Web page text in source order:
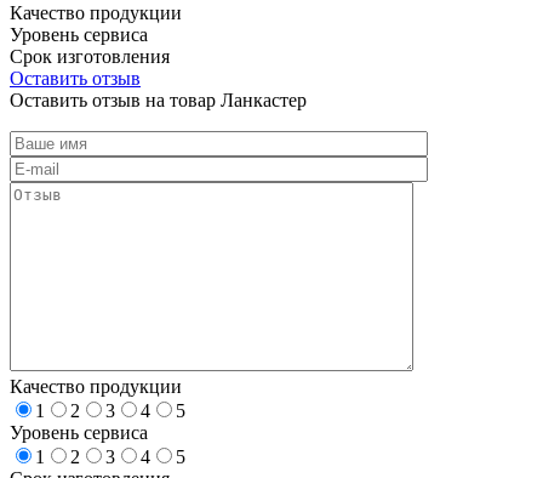
Качество продукции
Уровень сервиса
Срок изготовления
Оставить отзыв
Оставить отзыв на товар Ланкастер
Качество продукции
1
2 3 4
5
Уровень сервиса
1
2 3 4
5